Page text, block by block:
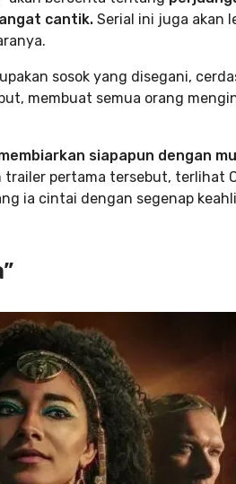
cantik. Serial ini juga akan
sosok yang disegani,
membuat semua orang
siapapun dengan
trailer pertama tersebut, terlihat
ia cintai dengan segenap